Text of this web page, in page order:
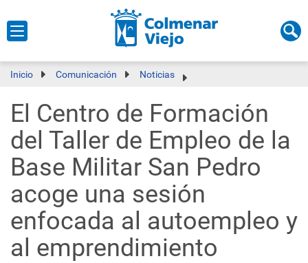
Inicio Comunicación Noticias
El Centro de Formación
del Taller de Empleo de la
Base Militar San Pedro
acoge una sesión
enfocada al autoempleo y
al emprendimiento